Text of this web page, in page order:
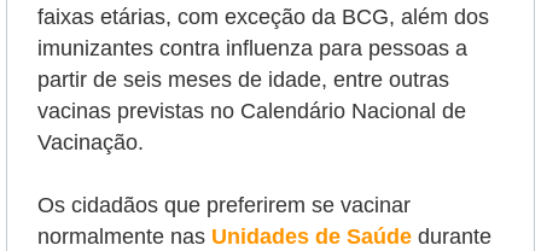
faixas etárias, com exceção da BCG, além dos
imunizantes contra influenza para pessoas a
partir de seis meses de idade, entre outras
vacinas previstas no Calendário Nacional de
Vacinação.
Os cidadãos que preferirem se vacinar
normalmente nas Unidades de Saúde durante